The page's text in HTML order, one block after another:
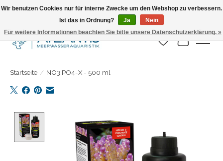
Täglicher Versand. Bestelle bis 15.00 Uhr
Wunschzettel
Ihr
Startseite / NO3:PO4-X - 500 ml
Wir benutzen Cookies nur für interne Zwecke um den Webshop zu verbessern.
Ist das in Ordnung?
Ja
Nein
Für weitere Informationen beachten Sie bitte unsere Datenschutzerklärung. »